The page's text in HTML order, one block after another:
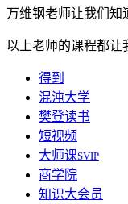
万维钢老师让我们知
以上老师的课程都让
得到
混沌大学
樊登读书
短视频
大师课SVIP
商学院
知识大会员